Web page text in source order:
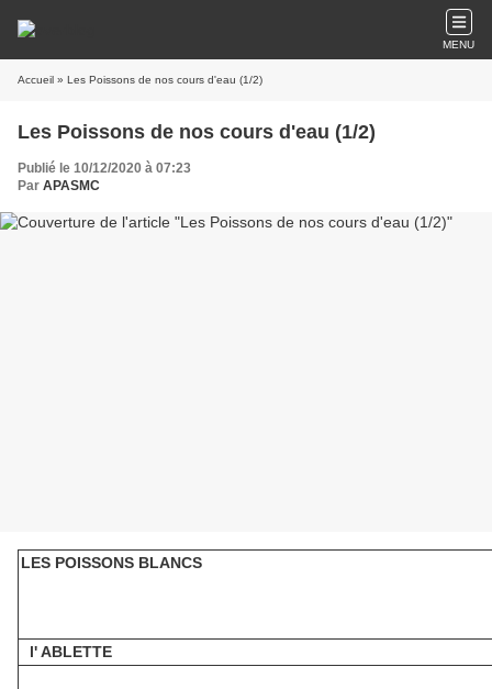
MENU
Accueil » Les Poissons de nos cours d'eau (1/2)
Les Poissons de nos cours d'eau (1/2)
Publié le 10/12/2020 à 07:23
Par APASMC
LES POISSONS BLANCS
l' ABLETTE